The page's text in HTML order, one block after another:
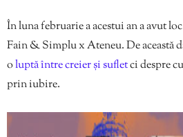
În luna februarie a acestui an a avut
Fain & Simplu x Ateneu. De această
oluptă între creier și sufletci despre
prin iubire.